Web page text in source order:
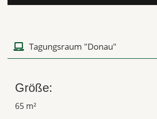
Tagungsraum "Donau"
Größe:
65 m²